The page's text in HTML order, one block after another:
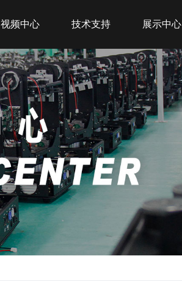
视频中心 技术支持 展示中心